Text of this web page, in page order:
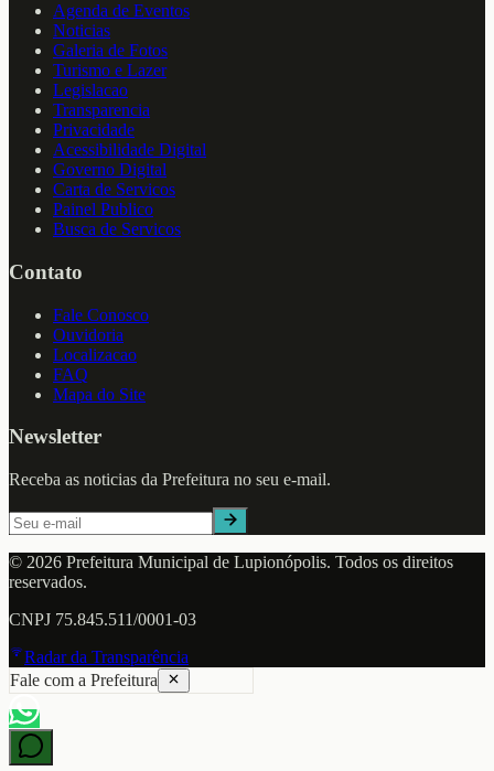
Agenda de Eventos
Noticias
Galeria de Fotos
Turismo e Lazer
Legislacao
Transparencia
Privacidade
Acessibilidade Digital
Governo Digital
Carta de Servicos
Painel Publico
Busca de Servicos
Contato
Fale Conosco
Ouvidoria
Localizacao
FAQ
Mapa do Site
Newsletter
Receba as noticias da Prefeitura no seu e-mail.
© 2026 Prefeitura Municipal de Lupionópolis. Todos os direitos
reservados.
CNPJ 75.845.511/0001-03
Radar da Transparência
Fale com a Prefeitura